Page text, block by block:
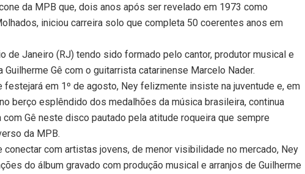
da MPB que, dois anos após ser revelado em 1973 como
iniciou carreira solo que completa 50 coerentes anos em
de Janeiro (RJ) tendo sido formado pelo cantor, produtor musical e
Gê com o guitarrista catarinense Marcelo Nader.
festejará em 1º de agosto, Ney felizmente insiste na juventude e, em
berço esplêndido dos medalhões da música brasileira, continua
Gê neste disco pautado pela atitude roqueira que sempre
da MPB.
com artistas jovens, de menor visibilidade no mercado, Ney
do álbum gravado com produção musical e arranjos de Guilherme